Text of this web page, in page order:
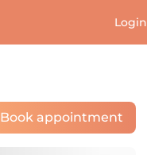
Login
Book appointment